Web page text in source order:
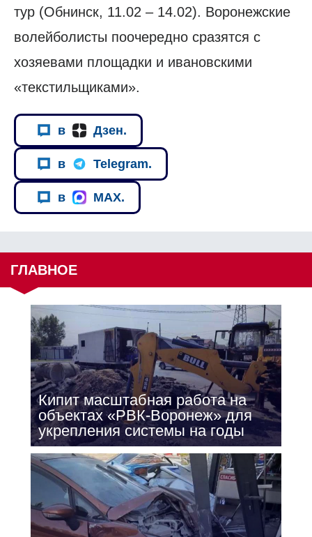
тур (Обнинск, 11.02 – 14.02). Воронежские
волейболисты поочередно сразятся с
хозяевами площадки и ивановскими
«текстильщиками».
в Дзен.
в Telegram.
в MAX.
ГЛАВНОЕ
Кипит масштабная работа на
объектах «РВК-Воронеж» для
укрепления системы на годы